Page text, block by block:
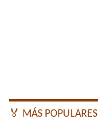
🏅 MÁS POPULARES